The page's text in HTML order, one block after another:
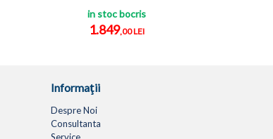
in stoc bocris
1.849,00 LEI
Informaţii
Despre Noi
Consultanta